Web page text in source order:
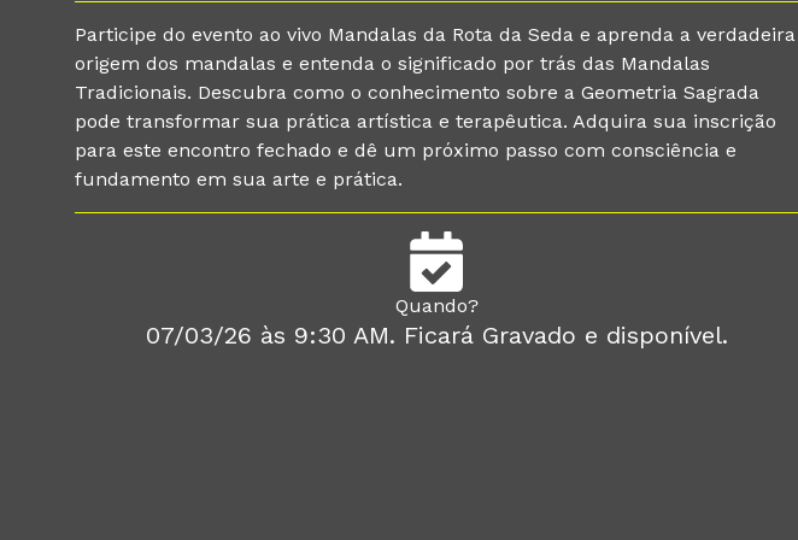
Participe do evento ao vivo Mandalas da Rota da Seda e aprenda a verdadeira
origem dos mandalas e entenda o significado por trás das Mandalas
Tradicionais. Descubra como o conhecimento sobre a Geometria Sagrada
pode transformar sua prática artística e terapêutica. Adquira sua inscrição
para este encontro fechado e dê um próximo passo com consciência e
fundamento em sua arte e prática.
Quando?
07/03/26 às 9:30 AM. Ficará Gravado e disponível.